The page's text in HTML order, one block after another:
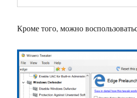
Кроме того, можно